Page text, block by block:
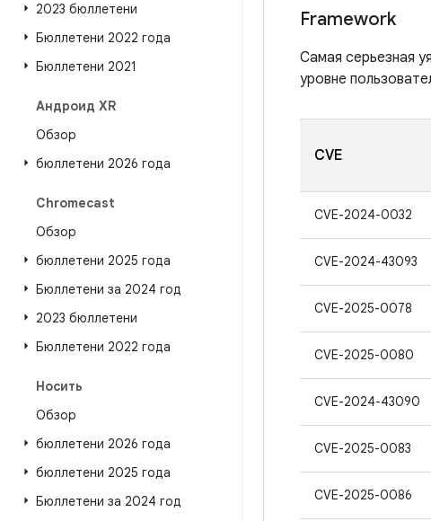
2023 бюллетени
Бюллетени 2022 года
Бюллетени 2021
Андроид XR
Обзор
бюллетени 2026 года
Chromecast
Обзор
бюллетени 2025 года
Бюллетени за 2024 год
2023 бюллетени
Бюллетени 2022 года
Носить
Обзор
бюллетени 2026 года
бюллетени 2025 года
Бюллетени за 2024 год
Framework
Самая серьезная
уровне
CVE
CVE-2024-0032
CVE-2024-43093
CVE-2025-0078
CVE-2025-0080
CVE-2024-43090
CVE-2025-0083
CVE-2025-0086